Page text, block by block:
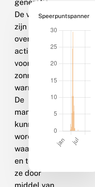
generatie.
De vlinders
zijn
overdag
actief,
vooral bij
zonnig of
warm weer.
De
mannetjes
kunnen
worden
waargenom
en terwijl
ze door
Speerpuntspanner